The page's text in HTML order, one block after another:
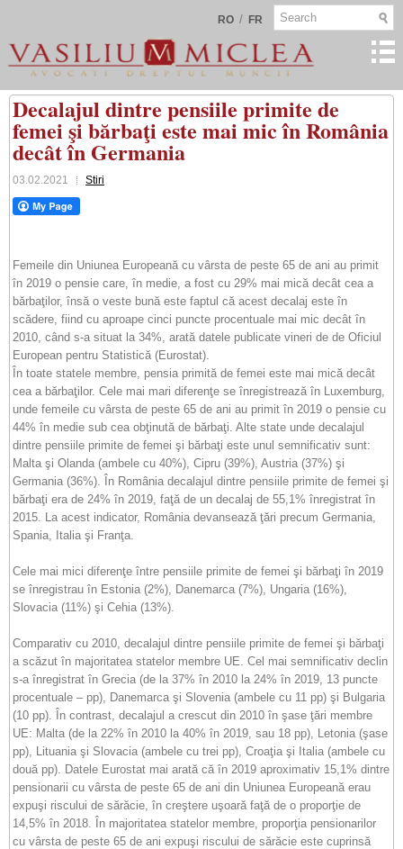
RO / FR
Decalajul dintre pensiile primite de
femei şi bărbaţi este mai mic în România
decât în Germania
03.02.2021 Stiri
Femeile din Uniunea Europeană cu vârsta de peste 65 de ani au primit
în 2019 o pensie care, în medie, a fost cu 29% mai mică decât cea a
bărbaţilor, însă o veste bună este faptul că acest decalaj este în
scădere, fiind cu aproape cinci puncte procentuale mai mic decât în
2010, când s-a situat la 34%, arată datele publicate vineri de de Oficiul
European pentru Statistică (Eurostat).
În toate statele membre, pensia primită de femei este mai mică decât
cea a bărbaţilor. Cele mai mari diferenţe se înregistrează în Luxemburg,
unde femeile cu vârsta de peste 65 de ani au primit în 2019 o pensie cu
44% în medie sub cea obţinută de bărbaţi. Alte state unde decalajul
dintre pensiile primite de femei şi bărbaţi este unul semnificativ sunt:
Malta şi Olanda (ambele cu 40%), Cipru (39%), Austria (37%) şi
Germania (36%). În România decalajul dintre pensiile primite de femei şi
bărbaţi era de 24% în 2019, faţă de un decalaj de 55,1% înregistrat în
2015. La acest indicator, România devansează ţări precum Germania,
Spania, Italia şi Franţa.
Cele mai mici diferenţe între pensiile primite de femei şi bărbaţi în 2019
se înregistrau în Estonia (2%), Danemarca (7%), Ungaria (16%),
Slovacia (11%) şi Cehia (13%).
Comparativ cu 2010, decalajul dintre pensiile primite de femei şi bărbaţi
a scăzut în majoritatea statelor membre UE. Cel mai semnificativ declin
s-a înregistrat în Grecia (de la 37% în 2010 la 24% în 2019, 13 puncte
procentuale – pp), Danemarca şi Slovenia (ambele cu 11 pp) şi Bulgaria
(10 pp). În contrast, decalajul a crescut din 2010 în şase ţări membre
UE: Malta (de la 22% în 2010 la 40% în 2019, sau 18 pp), Letonia (şase
pp), Lituania şi Slovacia (ambele cu trei pp), Croaţia şi Italia (ambele cu
două pp). Datele Eurostat mai arată că în 2019 aproximativ 15,1% dintre
pensionarii cu vârsta de peste 65 de ani din Uniunea Europeană erau
expuşi riscului de sărăcie, în creştere uşoară faţă de o proporţie de
14,5% în 2018. În majoritatea statelor membre, proporţia pensionarilor
cu vârsta de peste 65 de ani expuşi riscului de sărăcie este cuprinsă